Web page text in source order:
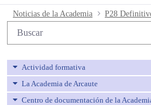
P28 Definitivos
Noticias de la Academia
Búsqueda web
Actividad formativa
La Academia de Arcaute
Centro de documentación de la